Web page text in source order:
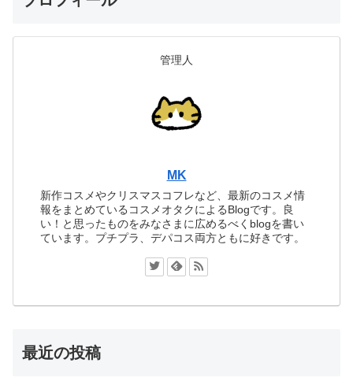
管理人
MK
新作コスメやクリスマスコフレなど、最新のコスメ情
報をまとめているコスメオタクによるBlogです。良
い！と思ったものをみなさまに広めるべくblogを書い
ています。プチプラ、デパコス両方ともに好きです。
最近の投稿